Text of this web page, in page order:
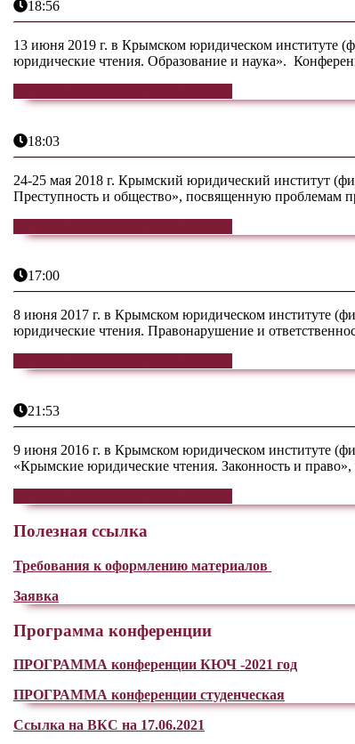
18:56
13 июня 2019 г. в Крымском юридическом институте
юридические чтения. Образование и наука».
18:03
24-25 мая 2018 г. Крымский юридический институт
Преступность и общество», посвященную проблемам
17:00
8 июня 2017 г. в Крымском юридическом институте
юридические чтения. Правонарушение и
21:53
9 июня 2016 г. в Крымском юридическом институте
«Крымские юридические чтения. Законность и право»,
Полезная ссылка
Требования к оформлению материалов
Заявка
Программа конференции
ПРОГРАММА конференции КЮЧ -2021 год
ПРОГРАММА конференции студенческая
Ссылка на ВКС на 17.06.2021